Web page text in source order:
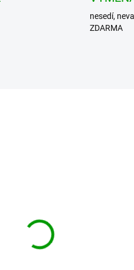
nesedí,
ZDARMA